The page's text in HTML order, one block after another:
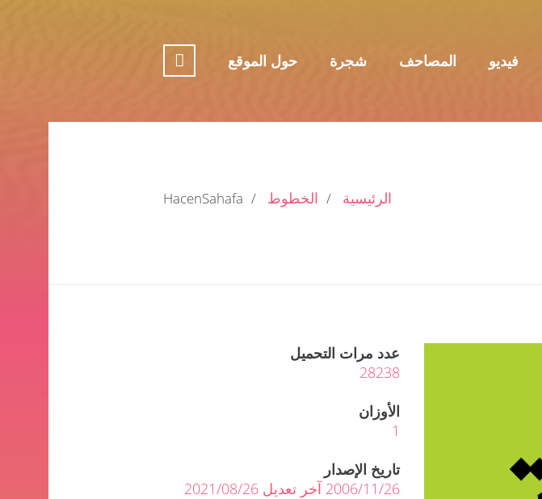
فيديو المصاحف شجرة حول الموقع
الرئيسية الخطوط HacenSahafa
عدد مرات التحميل
28238
الأوزان
1
تاريخ الإصدار
2006/11/26 آخر تعديل 2021/08/26